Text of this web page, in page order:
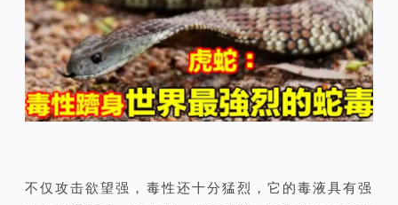
不仅攻击欲望强，毒性还十分猛烈，它的毒液具有强